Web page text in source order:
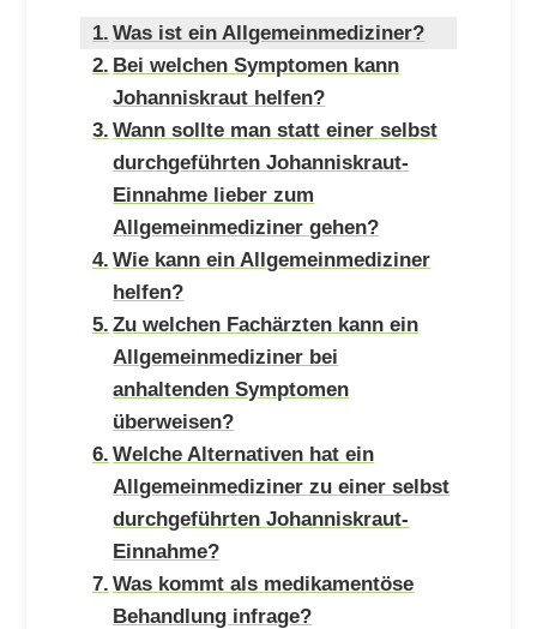
Was ist ein Allgemeinmediziner?
Bei welchen Symptomen kann
Johanniskraut helfen?
Wann sollte man statt einer selbst
durchgeführten Johanniskraut-
Einnahme lieber zum
Allgemeinmediziner gehen?
Wie kann ein Allgemeinmediziner
helfen?
Zu welchen Fachärzten kann ein
Allgemeinmediziner bei
anhaltenden Symptomen
überweisen?
Welche Alternativen hat ein
Allgemeinmediziner zu einer selbst
durchgeführten Johanniskraut-
Einnahme?
Was kommt als medikamentöse
Behandlung infrage?